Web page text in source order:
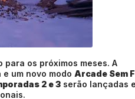
os próximos meses. A
e um novo modo Arcade Sem
2 e 3 serão lançadas